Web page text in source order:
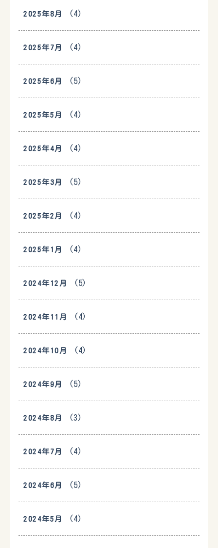
2025年8月 (4)
2025年7月 (4)
2025年6月 (5)
2025年5月 (4)
2025年4月 (4)
2025年3月 (5)
2025年2月 (4)
2025年1月 (4)
2024年12月 (5)
2024年11月 (4)
2024年10月 (4)
2024年9月 (5)
2024年8月 (3)
2024年7月 (4)
2024年6月 (5)
2024年5月 (4)